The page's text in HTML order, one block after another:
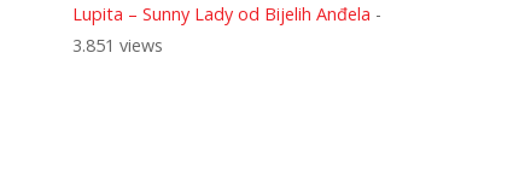
Lupita – Sunny Lady od Bijelih Anđela -
3.851 views